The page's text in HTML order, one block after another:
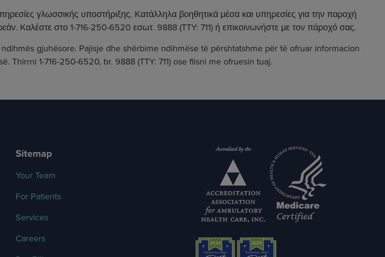
γλωσσικής υποστήριξης. Κατάλληλα βοηθητικά μέσα και υπηρεσίες για την παροχή
Καλέστε στο 1-716-250-6520 εσωτ. 9888 (TTY: 711) ή επικοινωνήστε με τον πάροχό σας.
gjuhësore. Pajisje dhe shërbime ndihmëse të përshtatshme për të ofruar informacion
1-716-250-6520, br. 9888 (TTY: 711) ose flisni me ofruesin tuaj.
Sitemap
Your Team
For Patients
Services
Careers